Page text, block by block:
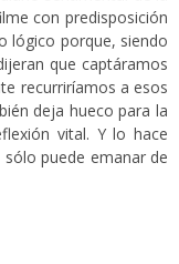
con predisposición
lógico porque, siendo
que captáramos
recurriríamos a esos
deja hueco para la
vital. Y lo hace
puede emanar de